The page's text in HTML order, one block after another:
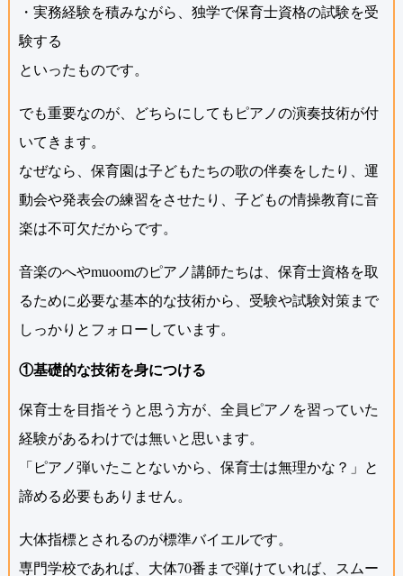
・実務経験を積みながら、独学で保育士資格の試験を受
験する
といったものです。
でも重要なのが、どちらにしてもピアノの演奏技術が付
いてきます。
なぜなら、保育園は子どもたちの歌の伴奏をしたり、運
動会や発表会の練習をさせたり、子どもの情操教育に音
楽は不可欠だからです。
音楽のへやmuoomのピアノ講師たちは、保育士資格を取
るために必要な基本的な技術から、受験や試験対策まで
しっかりとフォローしています。
①基礎的な技術を身につける
保育士を目指そうと思う方が、全員ピアノを習っていた
経験があるわけでは無いと思います。
「ピアノ弾いたことないから、保育士は無理かな？」と
諦める必要もありません。
大体指標とされるのが標準バイエルです。
専門学校であれば、大体70番まで弾けていれば、スムー